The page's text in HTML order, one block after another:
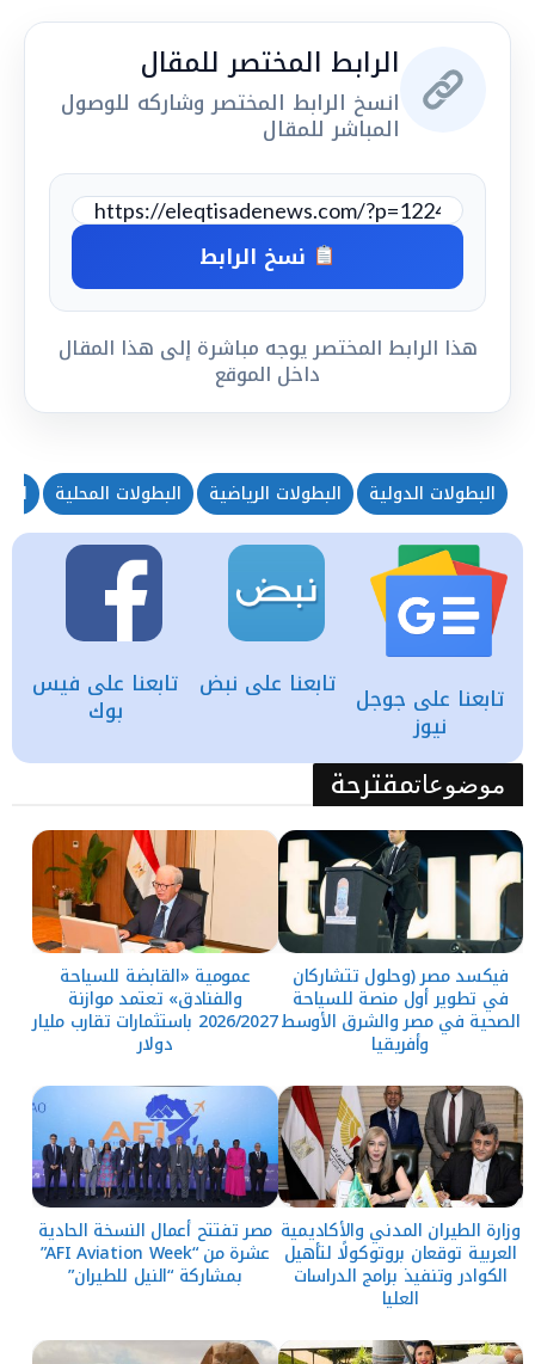
الرابط المختصر للمقال
انسخ الرابط المختصر وشاركه للوصول
المباشر للمقال
نسخ الرابط
هذا الرابط المختصر يوجه مباشرة إلى هذا المقال
داخل الموقع
البطولات الدولية البطولات الرياضية البطولات المحلية
تابعنا على فيس
بوك
تابعنا على نبض تابعنا على جوجل
نيوز
موضوعاتمقترحة
فيكسد مصر (وحلول تتشاركان
في تطوير أول منصة للسياحة
الصحية في مصر والشرق الأوسط
وأفريقيا
عمومية «القابضة للسياحة
والفنادق» تعتمد موازنة
2026/2027 باستثمارات تقارب مليار
دولار
وزارة الطيران المدني والأكاديمية
العربية توقعان بروتوكولًا لتأهيل
الكوادر وتنفيذ برامج الدراسات
العليا
مصر تفتتح أعمال النسخة الحادية
عشرة من “AFI Aviation Week”
بمشاركة “النيل للطيران”